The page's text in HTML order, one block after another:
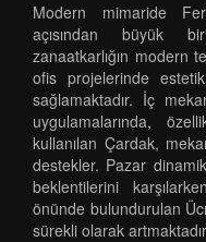
Modern mimaride
açısından büyük
zanaatkarlığın modern
ofis projelerinde
sağlamaktadır. İç
uygulamalarında,
kullanılan Çardak,
destekler. Pazar
beklentilerini
önünde bulundurulan
sürekli olarak